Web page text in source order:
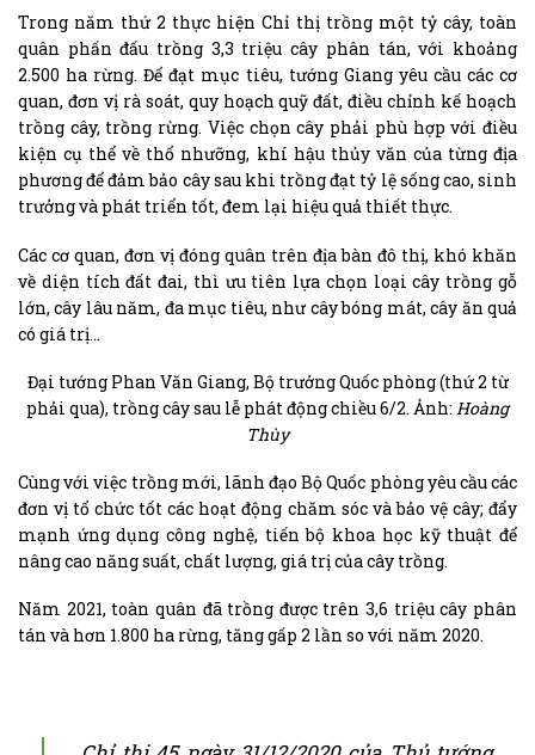
Trong năm thứ 2 thực hiện Chỉ thị trồng một tỷ cây, toàn
quân phấn đấu trồng 3,3 triệu cây phân tán, với khoảng
2.500 ha rừng. Để đạt mục tiêu, tướng Giang yêu cầu các cơ
quan, đơn vị rà soát, quy hoạch quỹ đất, điều chỉnh kế hoạch
trồng cây, trồng rừng. Việc chọn cây phải phù hợp với điều
kiện cụ thể về thổ nhưỡng, khí hậu thủy văn của từng địa
phương để đảm bảo cây sau khi trồng đạt tỷ lệ sống cao, sinh
trưởng và phát triển tốt, đem lại hiệu quả thiết thực.
Các cơ quan, đơn vị đóng quân trên địa bàn đô thị, khó khăn
về diện tích đất đai, thì ưu tiên lựa chọn loại cây trồng gỗ
lớn, cây lâu năm, đa mục tiêu, như cây bóng mát, cây ăn quả
có giá trị…
Đại tướng Phan Văn Giang, Bộ trưởng Quốc phòng (thứ 2 từ
phải qua), trồng cây sau lễ phát động chiều 6/2. Ảnh: Hoàng
Thùy
Cùng với việc trồng mới, lãnh đạo Bộ Quốc phòng yêu cầu các
đơn vị tổ chức tốt các hoạt động chăm sóc và bảo vệ cây; đẩy
mạnh ứng dụng công nghệ, tiến bộ khoa học kỹ thuật để
nâng cao năng suất, chất lượng, giá trị của cây trồng.
Năm 2021, toàn quân đã trồng được trên 3,6 triệu cây phân
tán và hơn 1.800 ha rừng, tăng gấp 2 lần so với năm 2020.